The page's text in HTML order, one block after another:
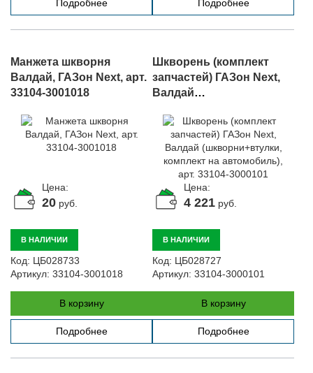
Подробнее Подробнее
Манжета шкворня
Валдай, ГАЗон Next, арт.
33104-3001018
Цена:
20 руб.
В НАЛИЧИИ
Код: ЦБ028733
Артикул: 33104-3001018
В корзину
Подробнее
Шкворень (комплект
запчастей) ГАЗон Next,
Валдай
комплект на
автомобиль), арт. 33104-
3000101
Цена:
4 221 руб.
В НАЛИЧИИ
Код: ЦБ028727
Артикул: 33104-3000101
В корзину
Подробнее